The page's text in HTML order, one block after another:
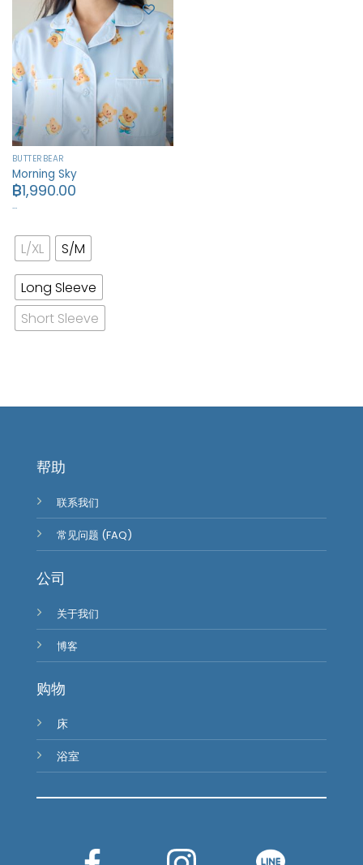
BUTTERBEAR
Morning Sky
฿1,990.00
…
L/XL S/M
Long Sleeve
Short Sleeve
帮助
联系我们
常见问题 (FAQ)
公司
关于我们
博客
购物
床
浴室